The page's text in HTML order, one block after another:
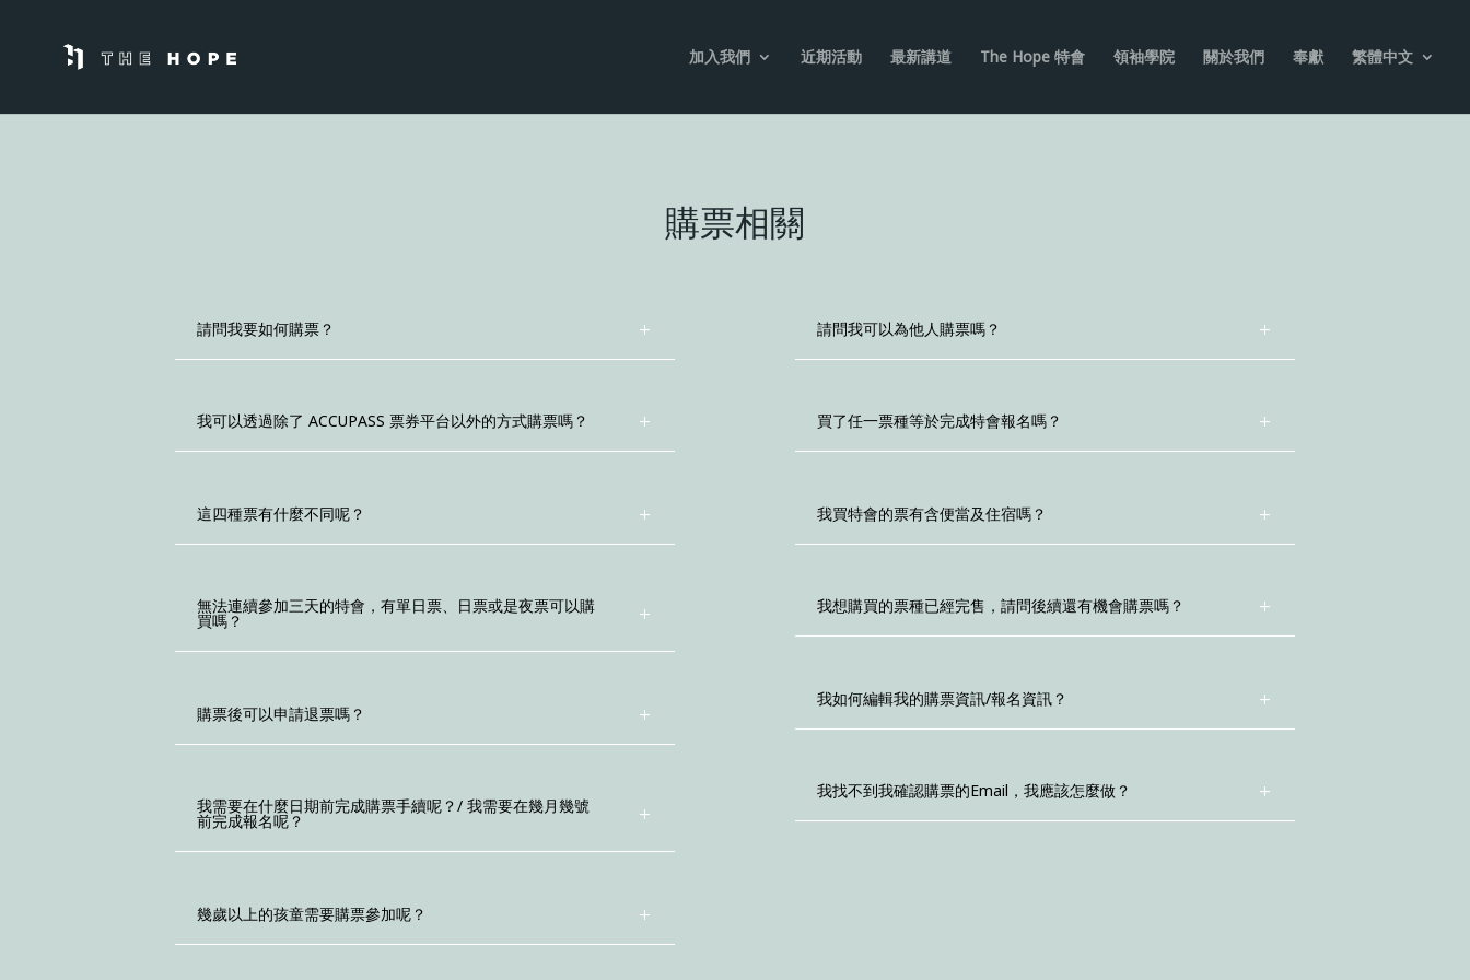
加入我們 近期活動 最新講道 The Hope 特會 領袖學院 關於我們 奉獻 繁體中文
購票相關
請問我要如何購票？
我可以透過除了 ACCUPASS 票券平台以外的方式購票嗎？
這四種票有什麼不同呢？
無法連續參加三天的特會，有單日票、日票或是夜票可以購
買嗎？
購票後可以申請退票嗎？
我需要在什麼日期前完成購票手續呢？/ 我需要在幾月幾號
前完成報名呢？
幾歲以上的孩童需要購票參加呢？
請問我可以為他人購票嗎？
買了任一票種等於完成特會報名嗎？
我買特會的票有含便當及住宿嗎？
我想購買的票種已經完售，請問後續還有機會購票嗎？
我如何編輯我的購票資訊/報名資訊？
我找不到我確認購票的Email，我應該怎麼做？